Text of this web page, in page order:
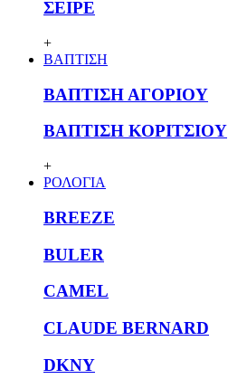
ΣΕΙΡΕ
+
ΒΑΠΤΙΣΗ
ΒΑΠΤΙΣΗ ΑΓΟΡΙΟΥ
ΒΑΠΤΙΣΗ ΚΟΡΙΤΣΙΟΥ
+
ΡΟΛΟΓΙΑ
BREEZE
BULER
CAMEL
CLAUDE BERNARD
DKNY